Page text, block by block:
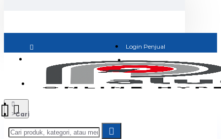
Login Penjual
Jadi Penjual
Cari